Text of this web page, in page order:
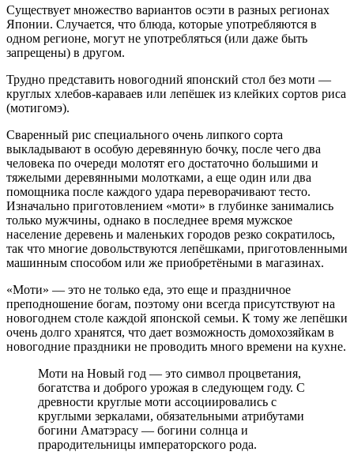
Существует множество вариантов осэти в разных регионах
Японии. Случается, что блюда, которые употребляются в
одном регионе, могут не употребляться (или даже быть
запрещены) в другом.
Трудно представить новогодний японский стол без моти —
круглых хлебов-караваев или лепёшек из клейких сортов риса
(мотигомэ).
Сваренный рис специального очень липкого сорта
выкладывают в особую деревянную бочку, после чего два
человека по очереди молотят его достаточно большими и
тяжелыми деревянными молотками, а еще один или два
помощника после каждого удара переворачивают тесто.
Изначально приготовлением «моти» в глубинке занимались
только мужчины, однако в последнее время мужское
население деревень и маленьких городов резко сократилось,
так что многие довольствуются лепёшками, приготовленными
машинным способом или же приобретёными в магазинах.
«Моти» — это не только еда, это еще и праздничное
преподношение богам, поэтому они всегда присутствуют на
новогоднем столе каждой японской семьи. К тому же лепёшки
очень долго хранятся, что дает возможность домохозяйкам в
новогодние праздники не проводить много времени на кухне.
Моти на Новый год — это символ процветания,
богатства и доброго урожая в следующем году. С
древности круглые моти ассоциировались с
круглыми зеркалами, обязательными атрибутами
богини Аматэрасу — богини солнца и
прародительницы императорского рода.